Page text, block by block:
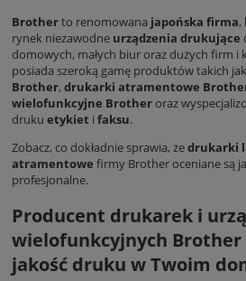
Brotherto renomowana japońska firma,
rynek niezawodne urządzenia drukujące
domowych, małych biur oraz dużych firm i
posiada szeroką gamę produktów takich
Brother, drukarki atramentowe
wielofunkcyjne Brotheroraz
druku etykiet i faksu.
Zobacz, co dokładnie sprawia, żedrukarki
atramentowe firmy Brother oceniane są
profesjonalne.
Producent drukarek i
wielofunkcyjnych Brother
jakość druku w Twoim